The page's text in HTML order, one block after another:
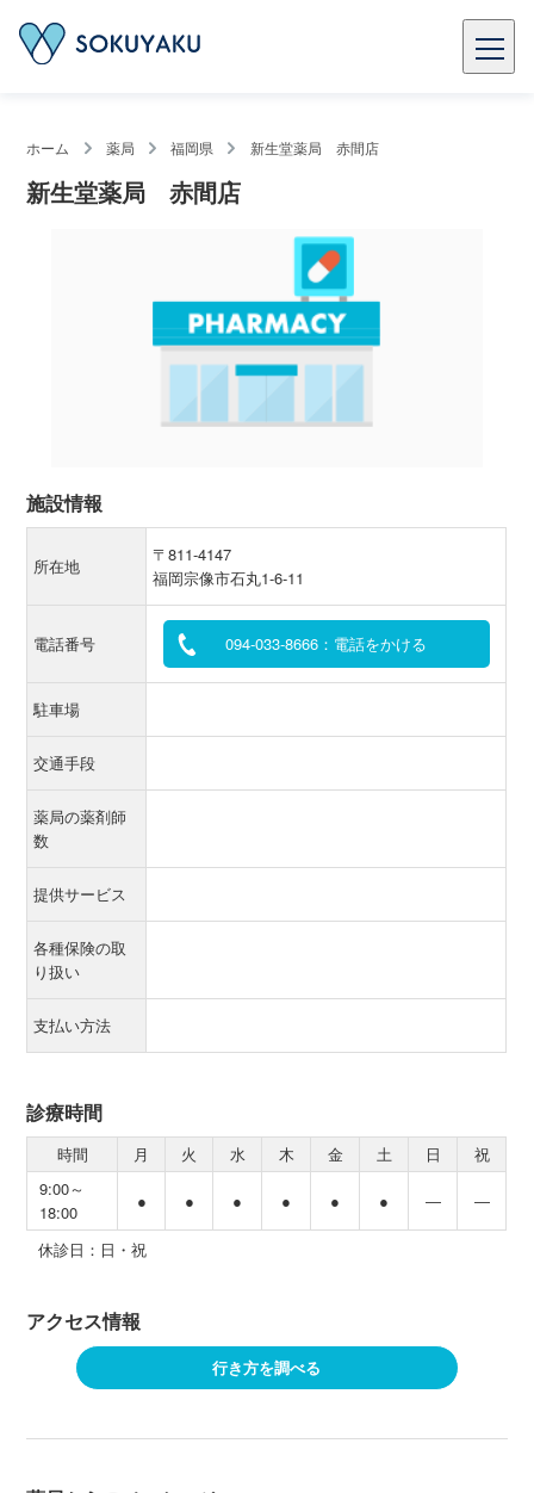
ホーム 薬局 福岡県 新生堂薬局 赤間店
新生堂薬局 赤間店
施設情報
所在地
〒811-4147
福岡宗像市石丸1-6-11
電話番号 094-033-8666：電話をかける
駐車場
交通手段
薬局の薬剤師
数
提供サービス
各種保険の取
り扱い
支払い方法
診療時間
時間 月 火 水 木 金 土 日
祝
9:00～
18:00
● ● ● ● ● ● ― ―
休診日：日・祝
アクセス情報
行き方を調べる